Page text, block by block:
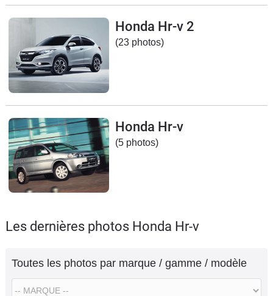
Utilitaires
Auto
Services
Forum
Moto
Marques
Honda Hr-v 2
(23 photos)
Honda Hr-v
(5 photos)
Les dernières photos Honda Hr-v
Toutes les photos par marque / gamme / modèle